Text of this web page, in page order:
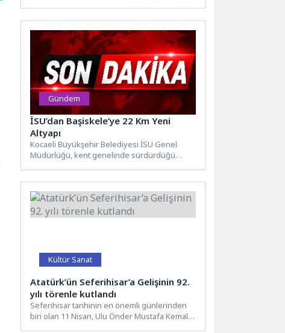
Gündem
İSU’dan Başiskele’ye 22 Km Yeni
Altyapı
Kocaeli Büyükşehir Belediyesi İSU Genel
Müdürlüğü, kent genelinde sürdürdüğü
Kültür Sanat
Atatürk’ün Seferihisar’a Gelişinin 92.
yılı törenle kutlandı
Seferihisar tarihinin en önemli günlerinden
biri olan 11 Nisan, Ulu Önder Mustafa Kemal